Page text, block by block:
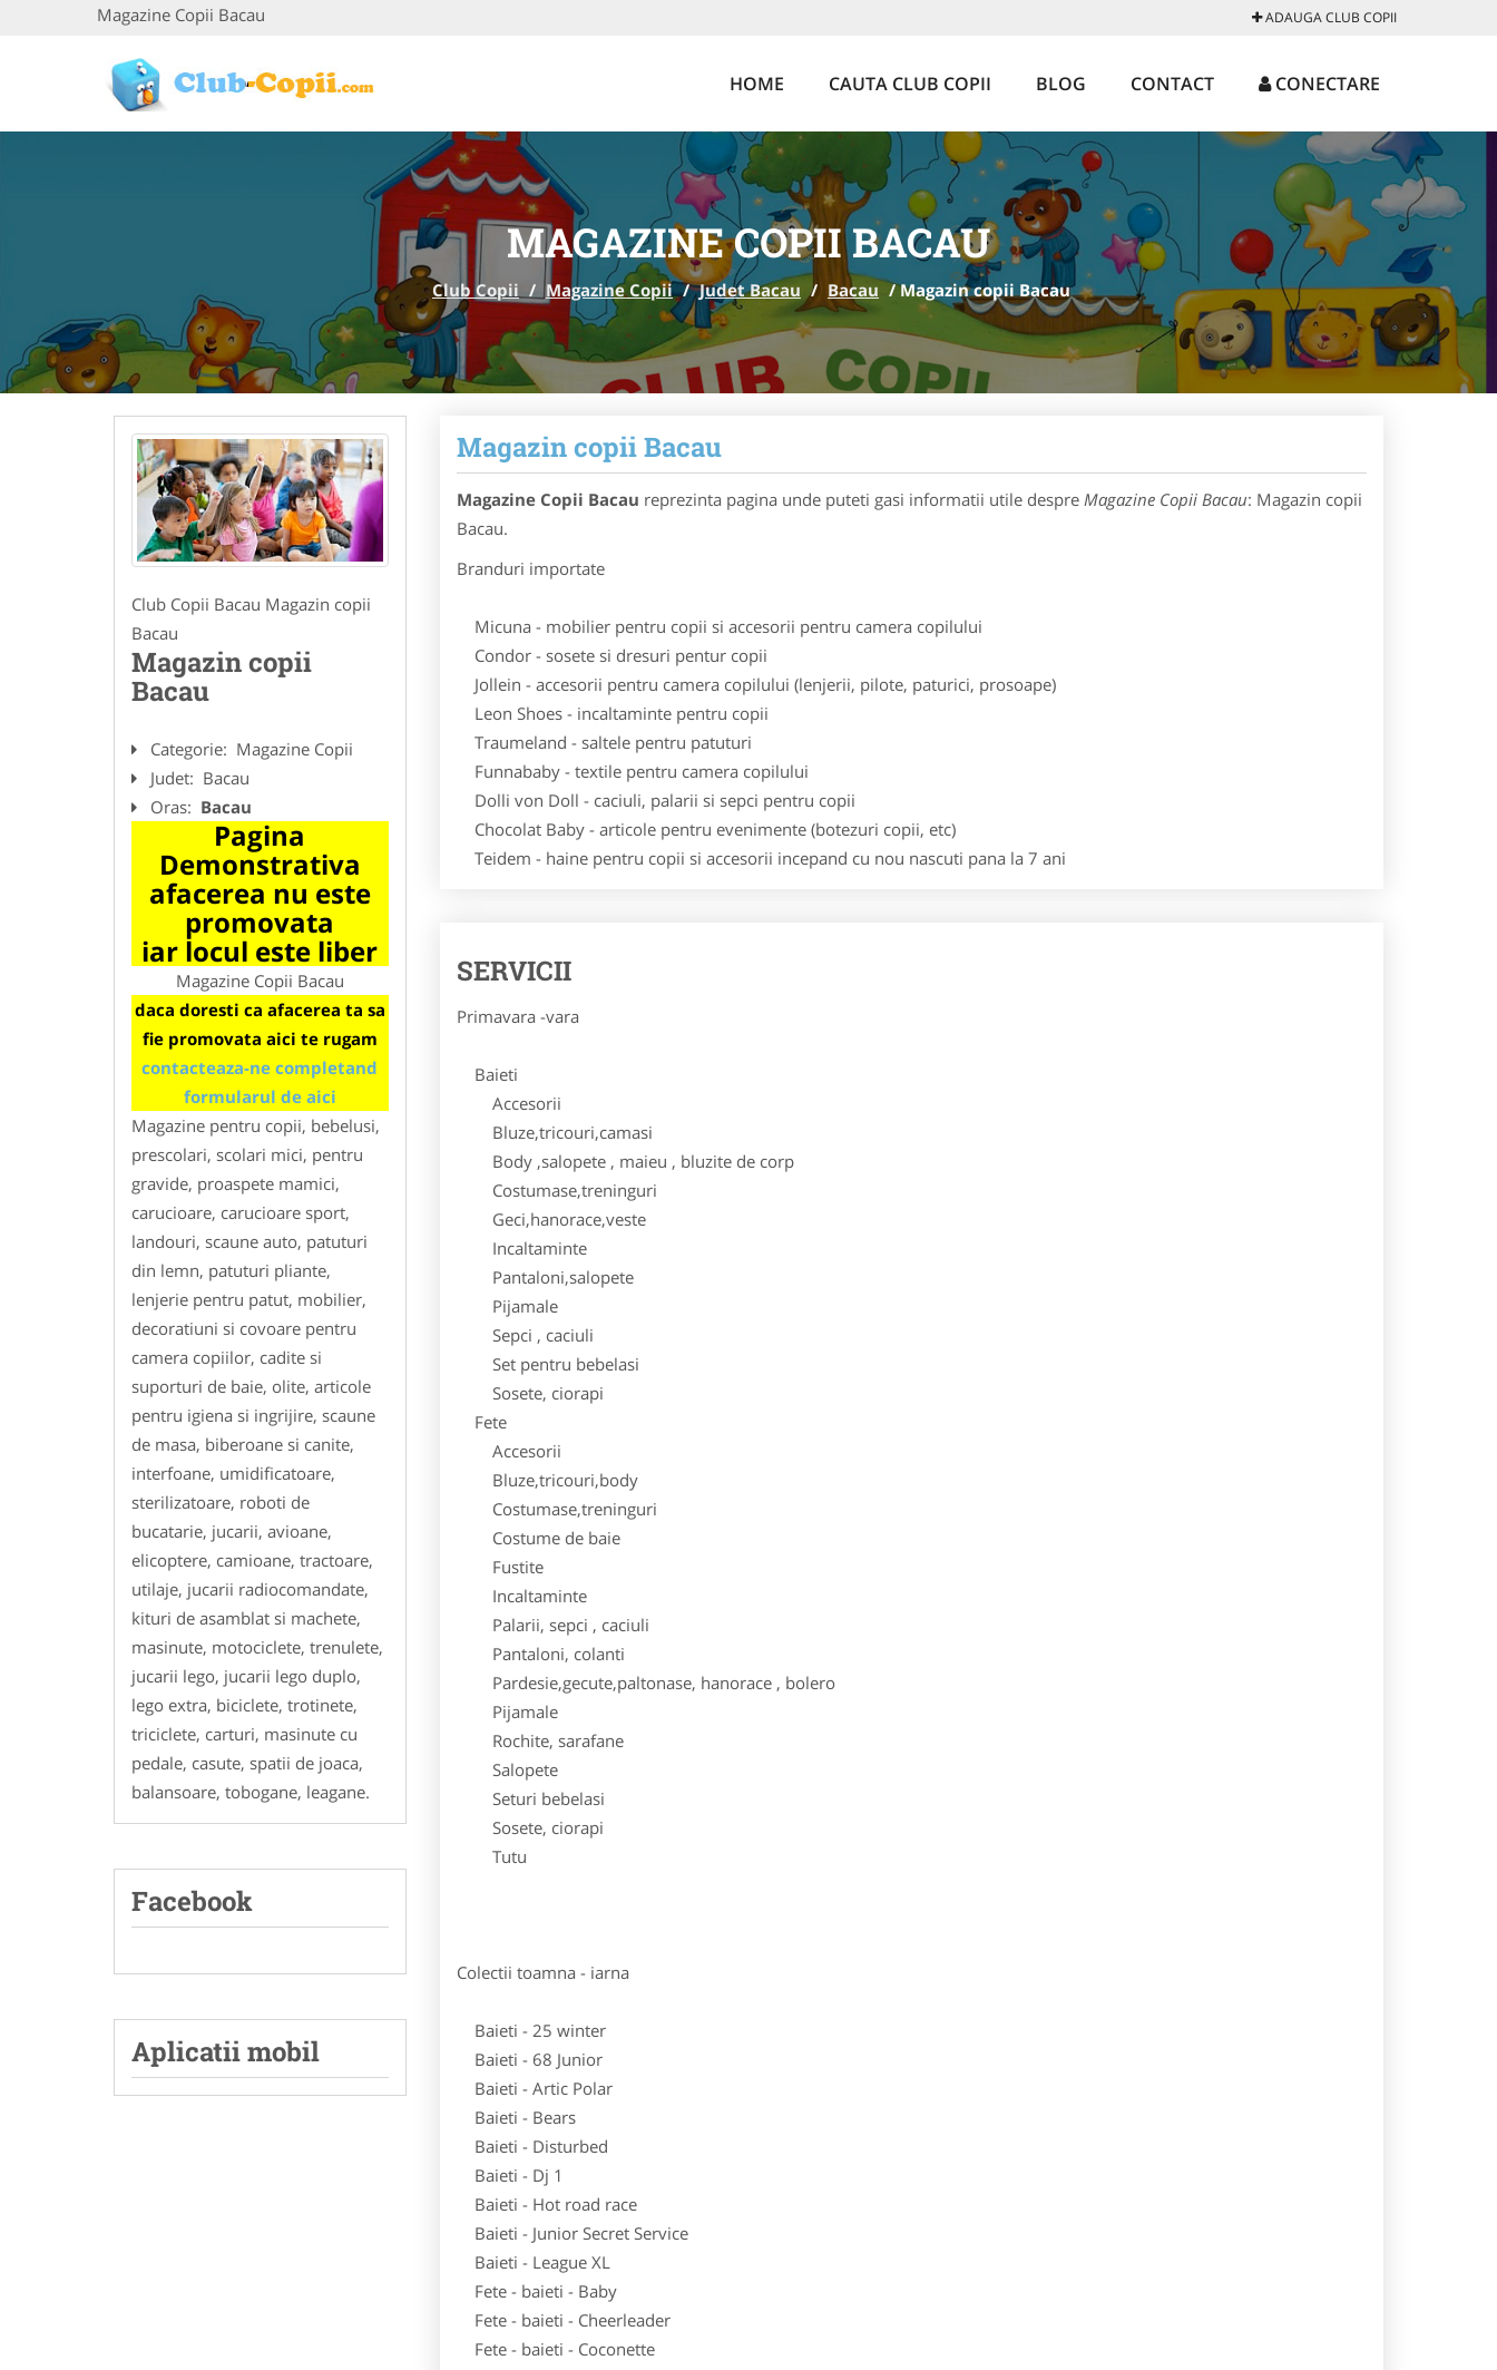
Magazine Copii Bacau ADAUGA CLUB COPII
HOME CAUTA CLUB COPII BLOG CONTACT CONECTARE
MAGAZINE COPII BACAU
Club Copii / Magazine Copii / Judet Bacau / Bacau /Magazin copii Bacau
Club Copii Bacau Magazin copii
Bacau
Magazin copii
Bacau
Categorie: Magazine Copii
Judet: Bacau
Oras: Bacau
Pagina
Demonstrativa
afacerea nu este
promovata
iar locul este liber
Magazine Copii Bacau
daca doresti ca afacerea ta sa
fie promovata aici te rugam
contacteaza-ne completand
formularul de aici
Magazine pentru copii, bebelusi,
prescolari, scolari mici, pentru
gravide, proaspete mamici,
carucioare, carucioare sport,
landouri, scaune auto, patuturi
din lemn, patuturi pliante,
lenjerie pentru patut, mobilier,
decoratiuni si covoare pentru
camera copiilor, cadite si
suporturi de baie, olite, articole
pentru igiena si ingrijire, scaune
de masa, biberoane si canite,
interfoane, umidificatoare,
sterilizatoare, roboti de
bucatarie, jucarii, avioane,
elicoptere, camioane, tractoare,
utilaje, jucarii radiocomandate,
kituri de asamblat si machete,
masinute, motociclete, trenulete,
jucarii lego, jucarii lego duplo,
lego extra, biciclete, trotinete,
triciclete, carturi, masinute cu
pedale, casute, spatii de joaca,
balansoare, tobogane, leagane.
Facebook
Aplicatii mobil
Magazin copii Bacau
Magazine Copii Bacau reprezinta pagina unde puteti gasi informatii utile despre Magazine Copii Bacau: Magazin copii
Bacau.
Branduri importate
Micuna - mobilier pentru copii si accesorii pentru camera copilului
Condor - sosete si dresuri pentur copii
Jollein - accesorii pentru camera copilului (lenjerii, pilote, paturici, prosoape)
Leon Shoes - incaltaminte pentru copii
Traumeland - saltele pentru patuturi
Funnababy - textile pentru camera copilului
Dolli von Doll - caciuli, palarii si sepci pentru copii
Chocolat Baby - articole pentru evenimente (botezuri copii, etc)
Teidem - haine pentru copii si accesorii incepand cu nou nascuti pana la 7 ani
SERVICII
Primavara -vara
Baieti
Accesorii
Bluze,tricouri,camasi
Body ,salopete , maieu , bluzite de corp
Costumase,treninguri
Geci,hanorace,veste
Incaltaminte
Pantaloni,salopete
Pijamale
Sepci , caciuli
Set pentru bebelasi
Sosete, ciorapi
Fete
Accesorii
Bluze,tricouri,body
Costumase,treninguri
Costume de baie
Fustite
Incaltaminte
Palarii, sepci , caciuli
Pantaloni, colanti
Pardesie,gecute,paltonase, hanorace , bolero
Pijamale
Rochite, sarafane
Salopete
Seturi bebelasi
Sosete, ciorapi
Tutu
Colectii toamna - iarna
Baieti - 25 winter
Baieti - 68 Junior
Baieti - Artic Polar
Baieti - Bears
Baieti - Disturbed
Baieti - Dj 1
Baieti - Hot road race
Baieti - Junior Secret Service
Baieti - League XL
Fete - baieti - Baby
Fete - baieti - Cheerleader
Fete - baieti - Coconette